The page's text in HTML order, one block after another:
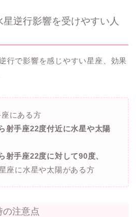
逆行影響を受けやすい人
行で影響を感じやすい星座、効果
座にある方
射手座22度付近に水星や太陽
射手座22度に対して90度、
座に水星や太陽がある方
の注意点